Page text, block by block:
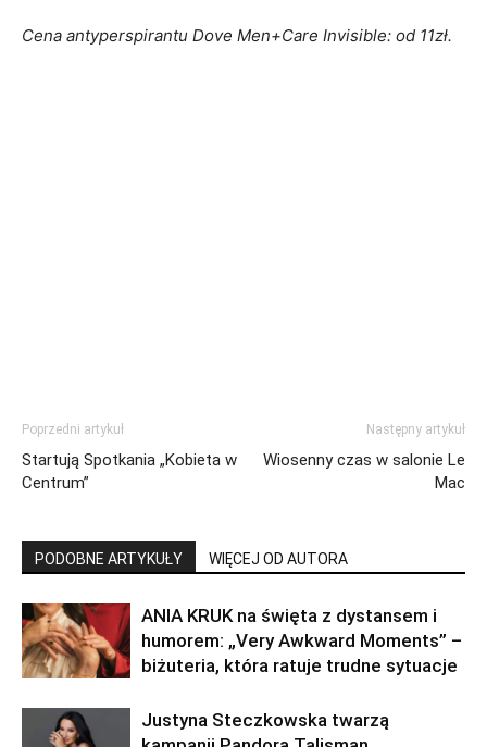
Cena antyperspirantu Dove Men+Care Invisible: od 11zł.
Poprzedni artykuł
Startują Spotkania „Kobieta w
Centrum”
Następny artykuł
Wiosenny czas w salonie Le
Mac
PODOBNE ARTYKUŁY WIĘCEJ OD AUTORA
ANIA KRUK na święta z dystansem i
humorem: „Very Awkward Moments” –
biżuteria, która ratuje trudne sytuacje
Justyna Steczkowska twarzą